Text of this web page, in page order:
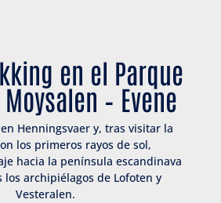
en el Parque
– Evene
Henningsvaer y, tras visitar la
los primeros rayos de sol,
hacia la península escandinava
los archipiélagos de Lofoten y
Vesteralen.